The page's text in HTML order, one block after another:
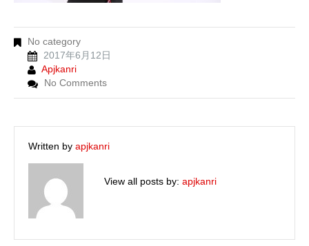
No category
2017年6月12日
Apjkanri
No Comments
Written by apjkanri
View all posts by: apjkanri